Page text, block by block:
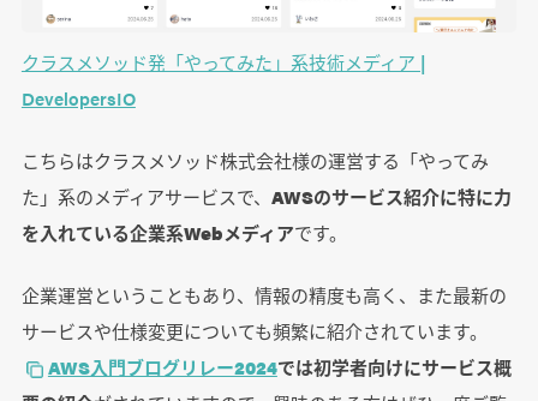
クラスメソッド発「やってみた」系技術メディア |
DevelopersIO
こちらはクラスメソッド株式会社様の運営する「やってみ
た」系のメディアサービスで、 AWSのサービス紹介に特に力
を入れている企業系Webメディアです。
企業運営ということもあり、情報の精度も高く、また最新の
サービスや仕様変更についても頻繁に紹介されています。
AWS入門ブログリレー2024では初学者向けにサービス概